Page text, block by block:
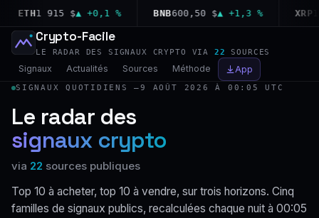
ETH1 915 $▲ +0,1 % BNB600,50 $▲ +1,3 % XRP
Crypto-Facile
LE RADAR DES SIGNAUX CRYPTO VIA 22 SOURCES
Signaux Actualités Sources Méthode App
SIGNAUX QUOTIDIENS —9 AOÛT 2026 À 00:05 UTC
Le radar des
signaux crypto
via 22 sources publiques
Top 10 à acheter, top 10 à vendre, sur trois horizons. Cinq
familles de signaux publics, recalculées chaque nuit à 00:05